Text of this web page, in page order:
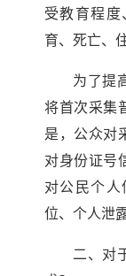
受教育程
育、死亡、
为了提
将首次采集
是，公众对
对身份证号
对公民个
位、个人泄
二、对